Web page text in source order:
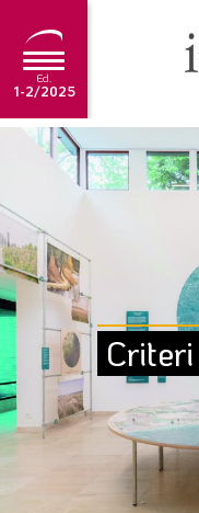
Ed.
1-2/2025
NEWS
EDITORIALE
TUTORIAL
SCADENZARIO
ARCHIVIO
Ultima
1-2/2025
SOMMARIO